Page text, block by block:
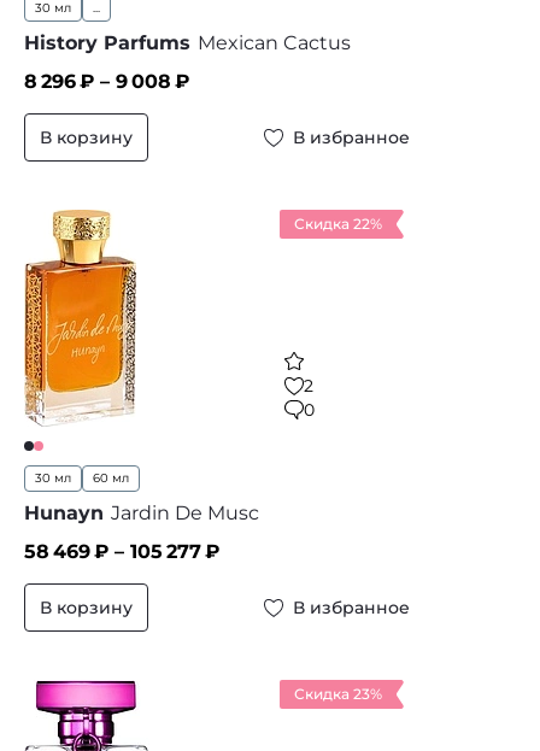
30 мл ...
History Parfums Mexican Cactus
8 296₽ – 9 008 ₽
В корзину В избранное
Скидка 22%
2
0
30 мл 60 мл
Hunayn Jardin De Musc
58 469₽ – 105 277₽
В корзину В избранное
Скидка 23%